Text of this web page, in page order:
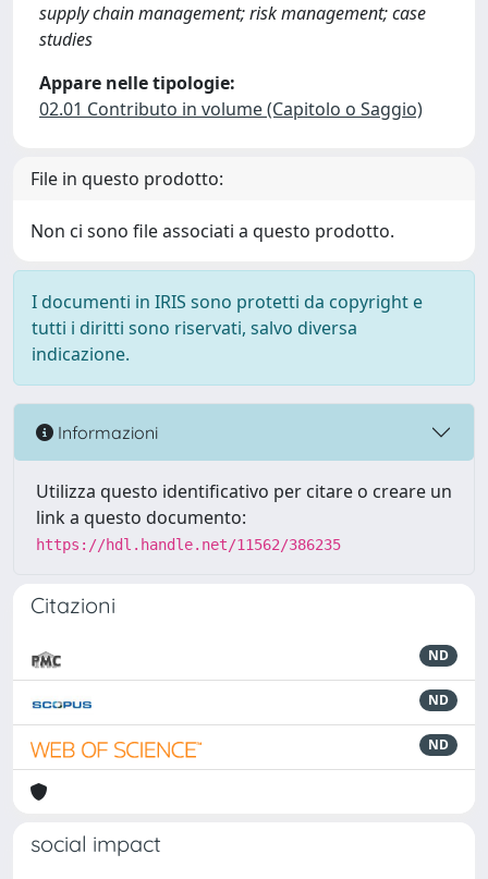
supply chain management; risk management; case
studies
Appare nelle tipologie:
02.01 Contributo in volume (Capitolo o Saggio)
File in questo prodotto:
Non ci sono file associati a questo prodotto.
I documenti in IRIS sono protetti da copyright e
tutti i diritti sono riservati, salvo diversa
indicazione.
Informazioni
Utilizza questo identificativo per citare o creare un
link a questo documento:
https://hdl.handle.net/11562/386235
Citazioni
ND
ND
ND
social impact